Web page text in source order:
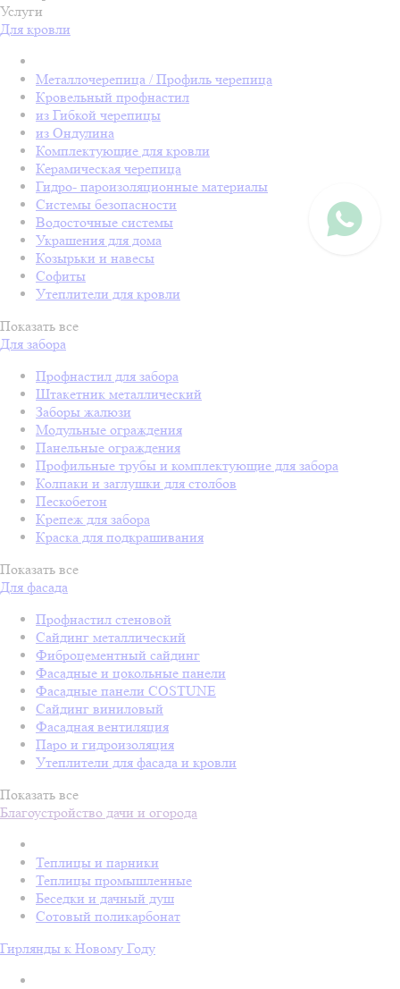
Услуги
Для кровли
Металлочерепица / Профиль черепица
Кровельный профнастил
из Гибкой черепицы
из Ондулина
Комплектующие для кровли
Керамическая черепица
Гидро- пароизоляционные материалы
Системы безопасности
Водосточные системы
Украшения для дома
Козырьки и навесы
Софиты
Утеплители для кровли
Показать все
Для забора
Профнастил для забора
Штакетник металлический
Заборы жалюзи
Модульные ограждения
Панельные ограждения
Профильные трубы и комплектующие для забора
Колпаки и заглушки для столбов
Пескобетон
Крепеж для забора
Краска для подкрашивания
Показать все
Для фасада
Профнастил стеновой
Сайдинг металлический
Фиброцементный сайдинг
Фасадные и цокольные панели
Фасадные панели COSTUNE
Сайдинг виниловый
Фасадная вентиляция
Паро и гидроизоляция
Утеплители для фасада и кровли
Показать все
Благоустройство дачи и огорода
Теплицы и парники
Теплицы промышленные
Беседки и дачный душ
Сотовый поликарбонат
Гирлянды к Новому Году